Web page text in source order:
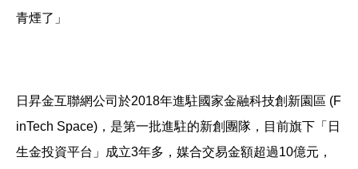
青煙了」
日昇金互聯網公司於2018年進駐國家金融科技創新園區 (F
inTech Space)，是第一批進駐的新創團隊，目前旗下「日
生金投資平台」成立3年多，媒合交易金額超過10億元，